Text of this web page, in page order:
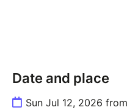
Date and place
Sun Jul 12, 2026